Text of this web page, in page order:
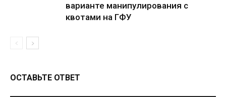
варианте манипулирования с
квотами на ГФУ
ОСТАВЬТЕ ОТВЕТ